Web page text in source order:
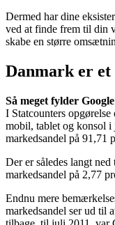
Dermed har dine
ved at finde frem til din
skabe en større
Danmark er et
Så meget fylder
I Statcounters
mobil, tablet og konsol
markedsandel på 91,71
Der er således langt
markedsandel på 2,77
Endnu mere
markedsandel ser ud til